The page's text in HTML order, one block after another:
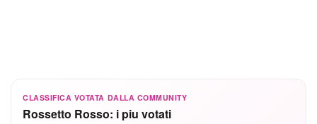
CLASSIFICA VOTATA DALLA COMMUNITY
Rossetto Rosso: i piu votati